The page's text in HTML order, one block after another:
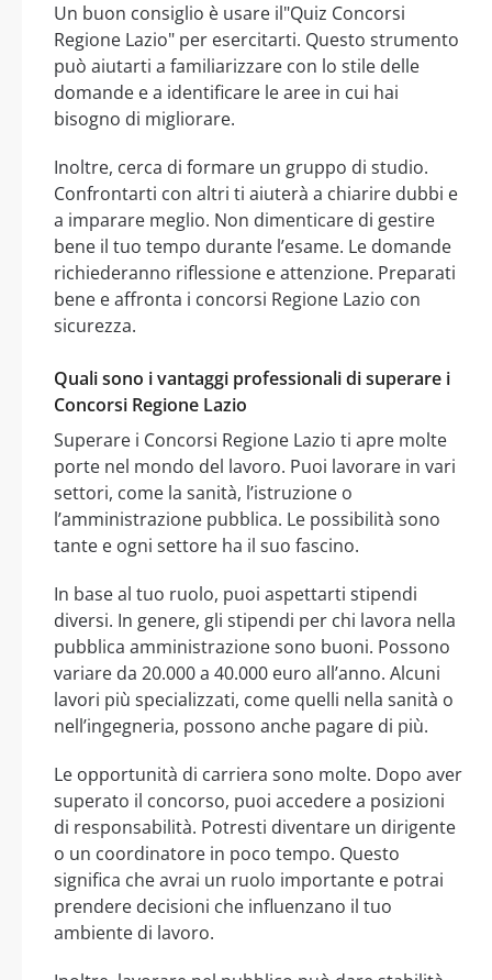
Un buon consiglio è usare il"Quiz Concorsi
Regione Lazio" per esercitarti. Questo strumento
può aiutarti a familiarizzare con lo stile delle
domande e a identificare le aree in cui hai
bisogno di migliorare.
Inoltre, cerca di formare un gruppo di studio.
Confrontarti con altri ti aiuterà a chiarire dubbi e
a imparare meglio. Non dimenticare di gestire
bene il tuo tempo durante l’esame. Le domande
richiederanno riflessione e attenzione. Preparati
bene e affronta i concorsi Regione Lazio con
sicurezza.
Quali sono i vantaggi professionali di superare i
Concorsi Regione Lazio
Superare i Concorsi Regione Lazio ti apre molte
porte nel mondo del lavoro. Puoi lavorare in vari
settori, come la sanità, l’istruzione o
l’amministrazione pubblica. Le possibilità sono
tante e ogni settore ha il suo fascino.
In base al tuo ruolo, puoi aspettarti stipendi
diversi. In genere, gli stipendi per chi lavora nella
pubblica amministrazione sono buoni. Possono
variare da 20.000 a 40.000 euro all’anno. Alcuni
lavori più specializzati, come quelli nella sanità o
nell’ingegneria, possono anche pagare di più.
Le opportunità di carriera sono molte. Dopo aver
superato il concorso, puoi accedere a posizioni
di responsabilità. Potresti diventare un dirigente
o un coordinatore in poco tempo. Questo
significa che avrai un ruolo importante e potrai
prendere decisioni che influenzano il tuo
ambiente di lavoro.